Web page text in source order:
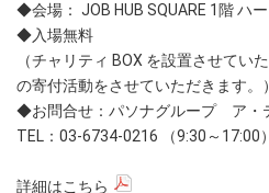
◆会場： JOB HUB SQUARE 1階 ハ
◆入場無料
（チャリティ BOX を設置させてい
の寄付活動をさせていただきます。）
◆お問合せ：パソナグループ ア・
TEL：03-6734-0216 （9:30～17:00）
詳細はこちら